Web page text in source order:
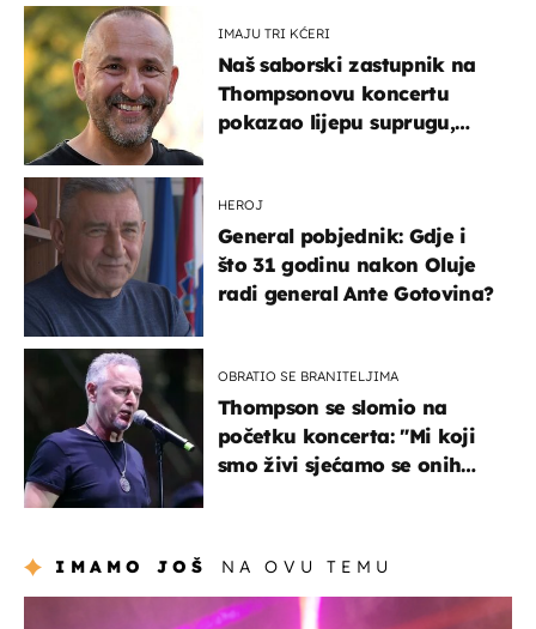
IMAJU TRI KĆERI
Naš saborski zastupnik na
Thompsonovu koncertu
pokazao lijepu suprugu,
HEROJ
General pobjednik: Gdje i
što 31 godinu nakon Oluje
radi general Ante Gotovina?
OBRATIO SE BRANITELJIMA
Thompson se slomio na
početku koncerta: "Mi koji
smo živi sjećamo se onih
IMAMO JOŠ NA OVU TEMU